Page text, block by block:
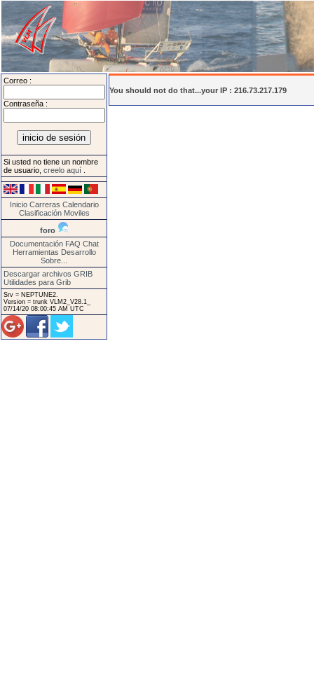
Correo :
Contraseña :
Si usted no tiene un nombre
de usuario, creelo aquí
Inicio Carreras Calendario
Clasificación Moviles
foro
Documentación FAQ Chat
Herramientas Desarrollo
Sobre...
Descargar archivos GRIB
Utilidades para Grib
Srv = NEPTUNE2.
Version = trunk VLM2_V28.1_
07/14/20 08:00:45 AM UTC
You should not do that...your IP : 216.73.217.179